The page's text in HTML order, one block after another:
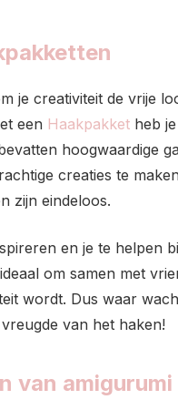
je creativiteit de vrije
een Haakpakketheb je
hoogwaardige
creaties te
zijn eindeloos.
en je te helpen
om samen met
wordt. Dus waar
van het haken!
van amigurumi